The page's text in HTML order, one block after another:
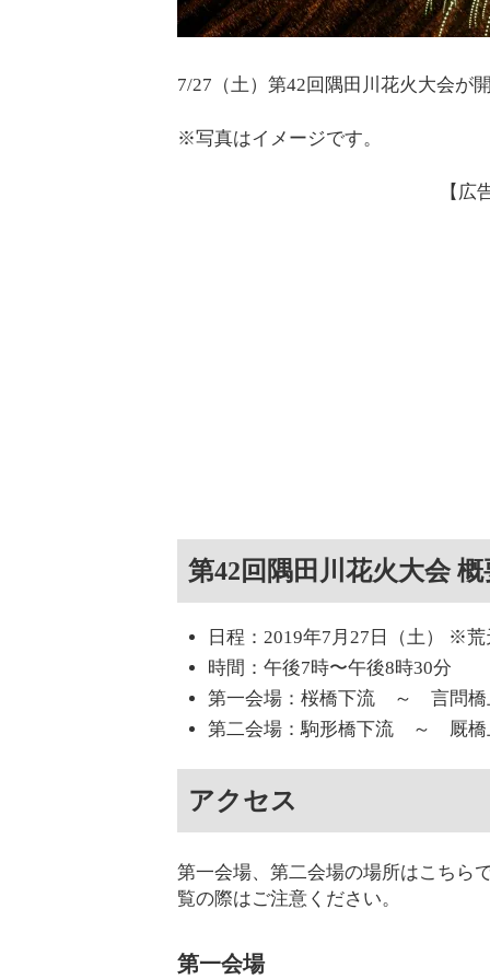
7/27（土）第42回隅田川花火大会が
※写真はイメージです。
【広
第42回隅田川花火大会 概
日程：2019年7月27日（土） ※
時間：午後7時〜午後8時30分
第一会場：桜橋下流 ～ 言問橋
第二会場：駒形橋下流 ～ 厩橋
アクセス
第一会場、第二会場の場所はこちら
覧の際はご注意ください。
第一会場